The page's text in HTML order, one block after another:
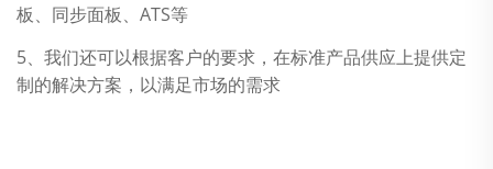
板、同步面板、ATS等
5、我们还可以根据客户的要求，在标准产品供应上提供定
制的解决方案，以满足市场的需求